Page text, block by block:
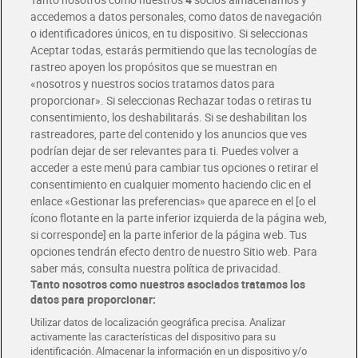
Envío gratis por compras superiores a 100€
Envío estandar por 4,99€
Glovo y Uber Eats
Solicita tu factura de Glovo o Uber Eats
Únete al CLUB Dia
Disfruta las ventajas y ofertas exclusivas.
Descárgate la APP Dia
Folletos y Tiendas
Descubre las mejores ofertas y busca tu tienda más cercana
Tarjeta MaX Dia
Te devuelve hasta 8€/mes de tus compras.
¡Solicita tu tarjeta de crédito aquí!
COMER MEJOR CADA DIA
accedemos a datos personales, como datos de navegación
o identificadores únicos, en tu dispositivo. Si seleccionas
Aceptar todas, estarás permitiendo que las tecnologías de
rastreo apoyen los propósitos que se muestran en
«nosotros y nuestros socios tratamos datos para
proporcionar». Si seleccionas Rechazar todas o retiras tu
consentimiento, los deshabilitarás. Si se deshabilitan los
rastreadores, parte del contenido y los anuncios que ves
podrían dejar de ser relevantes para ti. Puedes volver a
acceder a este menú para cambiar tus opciones o retirar el
consentimiento en cualquier momento haciendo clic en el
enlace «Gestionar las preferencias» que aparece en el [o el
ícono flotante en la parte inferior izquierda de la página web,
si corresponde] en la parte inferior de la página web. Tus
opciones tendrán efecto dentro de nuestro Sitio web. Para
saber más, consulta nuestra política de privacidad.
Tanto nosotros como nuestros asociados tratamos los
datos para proporcionar:
Utilizar datos de localización geográfica precisa. Analizar
activamente las características del dispositivo para su
identificación. Almacenar la información en un dispositivo y/o